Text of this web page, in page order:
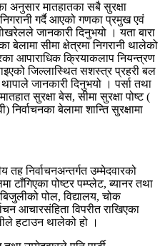
मातहातका सबै सुरक्षा
निगरानी गर्दै आएको गणका प्रमुख एवं
जानकारी दिनुभयो । यता बारा
बेलामा सीमा क्षेत्रमा निगरानी थालेको
आपाराधिक क्रियाकलाप नियन्त्रण
जिल्लास्थित सशस्त्र प्रहरी बल
जानकारी दिनुभयो । पर्सा तथा
सुरक्षा बेस, सीमा सुरक्षा पोष्ट (
बेलामा शान्ति सुरक्षामा
तह निर्वाचनअन्तर्गत उम्मेदवारको
टाँगिएका पोष्टर पम्प्लेट, ब्यानर तथा
पोल, विद्यालय, चोक
आचारसंहिता विपरीत राखिएका
हटाउन थालेको हो ।